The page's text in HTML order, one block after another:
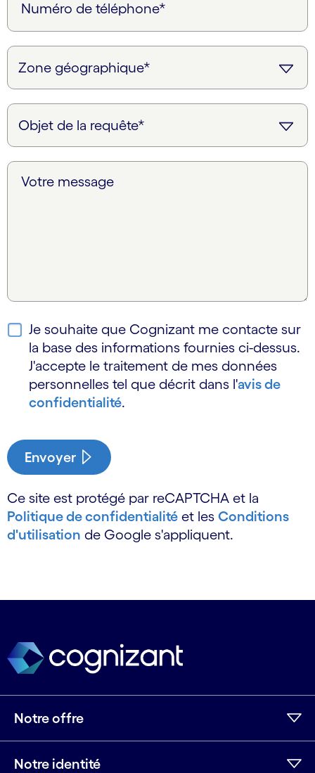
Numéro de téléphone*
Votre message
Je souhaite que Cognizant me contacte sur
la base des informations fournies ci-dessus.
J'accepte le traitement de mes données
personnelles tel que décrit dans l'avis de
confidentialité.
Envoyer
Ce site est protégé par reCAPTCHA et la
Politique de confidentialité et les Conditions
d'utilisation de Google s'appliquent.
Notre offre
Notre identité